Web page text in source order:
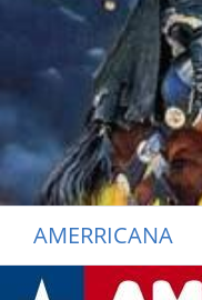
AMERRICANA